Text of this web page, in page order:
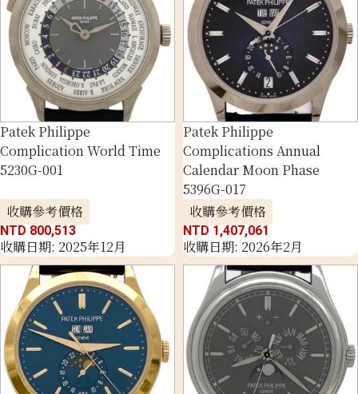
Patek Philippe
Complication World Time
5230G-001
收購參考價格
NTD 800,513
收購日期: 2025年12月
Patek Philippe
Complications Annual
Calendar Moon Phase
5396G-017
收購參考價格
NTD 1,407,061
收購日期: 2026年2月